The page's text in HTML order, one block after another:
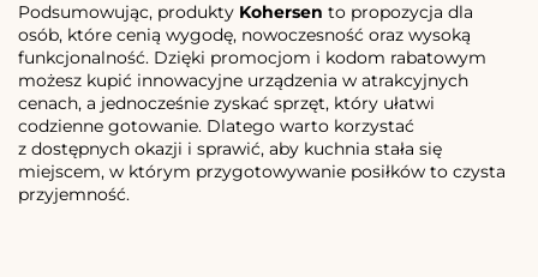
Podsumowując, produkty Kohersen to propozycja dla
osób, które cenią wygodę, nowoczesność oraz wysoką
funkcjonalność. Dzięki promocjom i kodom rabatowym
możesz kupić innowacyjne urządzenia w atrakcyjnych
cenach, a jednocześnie zyskać sprzęt, który ułatwi
codzienne gotowanie. Dlatego warto korzystać
z dostępnych okazji i sprawić, aby kuchnia stała się
miejscem, w którym przygotowywanie posiłków to czysta
przyjemność.